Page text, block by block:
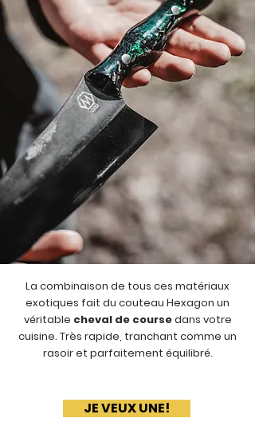
La combinaison de tous ces matériaux
exotiques fait du couteau Hexagon un
véritable cheval de coursedans votre
cuisine. Très rapide, tranchant comme un
rasoir et parfaitement équilibré.
JE VEUX UNE!